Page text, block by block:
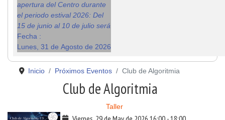
apertura del Centro durante
el periodo estival 2026: Del
15 de junio al 10 de julio será
Fecha :
Lunes, 31 de Agosto de 2026
Inicio Próximos Eventos Club de Algoritmia
Club de Algoritmia
Taller